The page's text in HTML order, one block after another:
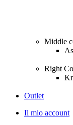
Middle
Right
Outlet
Il mio account